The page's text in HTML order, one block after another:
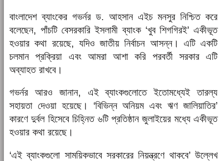
বাংলাদেশ ব্যাংকের গভর্নর ড. আহসান এইচ মনসুর নিশ্চিত করে
বলেছেন, পাঁচটি বেসরকারি ইসলামী ব্যাংক ‘খুব শিগগিরই’ একীভূত
হওয়ার কথা রয়েছে, যদিও জাতীয় নির্বাচন আসন্ন। এটি একটি
চলমান প্রক্রিয়া এবং আমরা আশা করি পরবর্তী সরকার এটি
অব্যাহত রাখবে।
গভর্নর আরও জানান, এই ব্যাংকগুলোতে ইতোমধ্যেই তারল্য
সহায়তা দেওয়া হয়েছে। ‘বিভিন্ন অনিয়ম এবং ঋণ জালিয়াতির’
কারণে দুর্বল হিসেবে চিহ্নিত ৬টি প্রতিষ্ঠান জুলাইয়ের মধ্যে একীভূত
হওয়ার কথা রয়েছে।
‘এই ব্যাংকগুলো সাময়িকভাবে সরকারের নিয়ন্ত্রণে থাকবে’ উল্লেখ